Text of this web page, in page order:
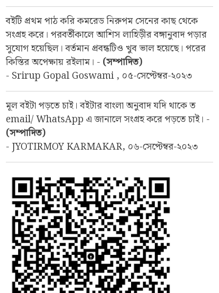
বইটি প্রথম পাঠ করি কমরেড নিরুপম সেনের কাছ থেকে
সংগ্রহ করে। পরবর্তীকালে আশিস লাহিড়ীর বঙ্গানুবাদ পড়ার
সুযোগ হয়েছিল। বর্তমান প্রবন্ধটিও খুব ভাল হয়েছে। পরের
কিস্তির অপেক্ষায় রইলাম। - (সম্পাদিত)
- Srirup Gopal Goswami , ০৫-সেপ্টেম্বর-২০২৩
মূল বইটা পড়তে চাই। বইটার বাংলা অনুবাদ যদি থাকে ত
email/ WhatsApp এ জানালে সংগ্রহ করে পড়তে চাই। -
(সম্পাদিত)
- JYOTIRMOY KARMAKAR, ০৬-সেপ্টেম্বর-২০২৩